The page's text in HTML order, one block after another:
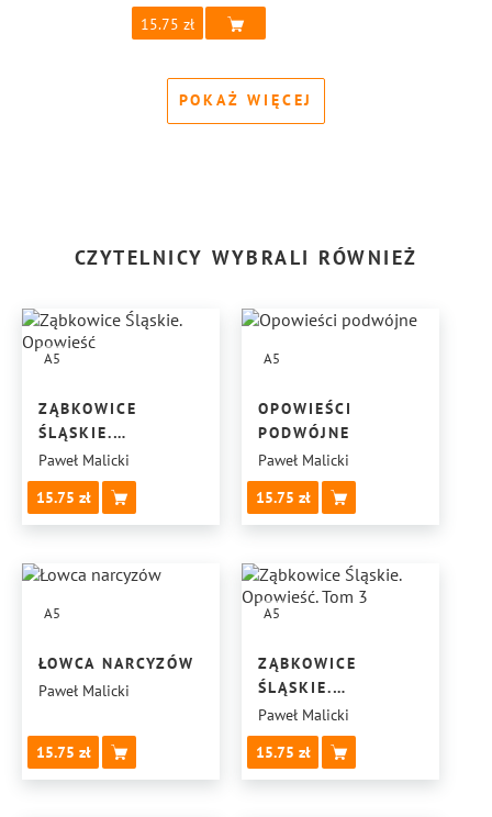
15.75
POKAŻ WIĘCEJ
CZYTELNICY WYBRALI RÓWNIEŻ
A5
ZĄBKOWICE
ŚLĄSKIE.
OPOWIEŚĆ
Paweł Malicki
15.75
A5
OPOWIEŚCI
PODWÓJNE
Paweł Malicki
15.75
A5
ŁOWCA NARCYZÓW
Paweł Malicki
15.75
A5
ZĄBKOWICE
ŚLĄSKIE.
OPOWIEŚĆ. TOM 3
Paweł Malicki
15.75